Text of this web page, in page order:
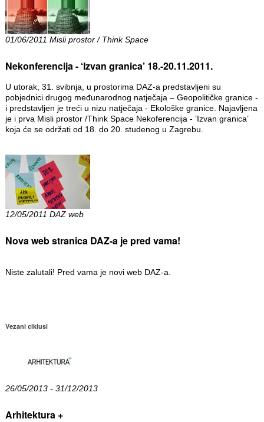
01/06/2011 Misli prostor / Think Space
Nekonferencija - ‘Izvan granica’ 18.-20.11.2011.
U utorak, 31. svibnja, u prostorima DAZ-a predstavljeni su
pobjednici drugog međunarodnog natječaja – Geopolitičke granice -
i predstavljen je treći u nizu natječaja - Ekološke granice. Najavljena
je i prva Misli prostor /Think Space Nekoferencija - ‛Izvan granica’
koja će se održati od 18. do 20. studenog u Zagrebu.
12/05/2011 DAZ web
Nova web stranica DAZ-a je pred vama!
Niste zalutali! Pred vama je novi web DAZ-a.
Vezani ciklusi
26/05/2013 - 31/12/2013
Arhitektura +